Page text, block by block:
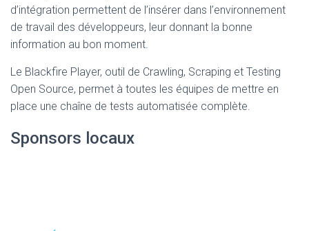
d’intégration permettent de l’insérer dans l’environnement
de travail des développeurs, leur donnant la bonne
information au bon moment.
Le Blackfire Player, outil de Crawling, Scraping et Testing
Open Source, permet à toutes les équipes de mettre en
place une chaîne de tests automatisée complète.
Sponsors locaux